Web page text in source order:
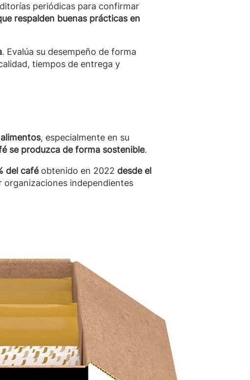
periódicas para confirmar
respalden buenas prácticas en
. Evalúa su desempeño de forma
tiempos de entrega y
, especialmente en su
se produzca de forma sostenible.
del café obtenido en 2022 desde el
organizaciones independientes